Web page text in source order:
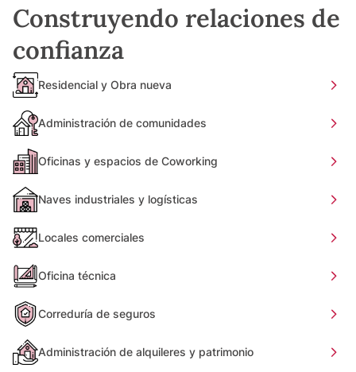
Construyendo relaciones de
confianza
Residencial y Obra nueva
Administración de comunidades
Oficinas y espacios de Coworking
Naves industriales y logísticas
Locales comerciales
Oficina técnica
Correduría de seguros
Administración de alquileres y patrimonio